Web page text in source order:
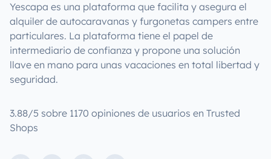
Yescapa es una plataforma que facilita y asegura el
alquiler de autocaravanas y furgonetas campers entre
particulares. La plataforma tiene el papel de
intermediario de confianza y propone una solución
llave en mano para unas vacaciones en total libertad y
seguridad.
3.88/5 sobre 1170 opiniones de usuarios en Trusted
Shops